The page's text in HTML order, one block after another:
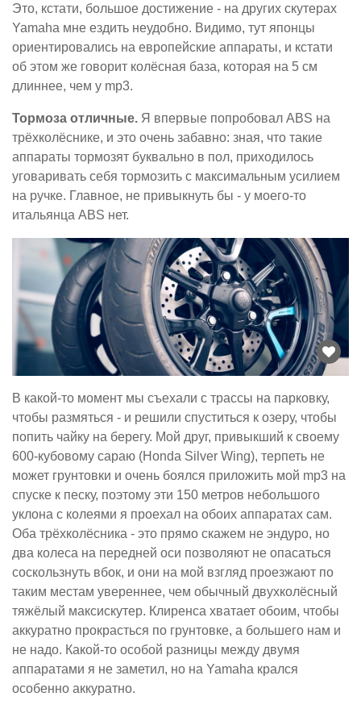
Это, кстати, большое достижение - на других скутерах
Yamaha мне ездить неудобно. Видимо, тут японцы
ориентировались на европейские аппараты, и кстати
об этом же говорит колёсная база, которая на 5 см
длиннее, чем у mp3.
Тормоза отличные. Я впервые попробовал ABS на
трёхколёснике, и это очень забавно: зная, что такие
аппараты тормозят буквально в пол, приходилось
уговаривать себя тормозить с максимальным усилием
на ручке. Главное, не привыкнуть бы - у моего-то
итальянца ABS нет.
В какой-то момент мы съехали с трассы на парковку,
чтобы размяться - и решили спуститься к озеру, чтобы
попить чайку на берегу. Мой друг, привыкший к своему
600-кубовому сараю (Honda Silver Wing), терпеть не
может грунтовки и очень боялся приложить мой mp3 на
спуске к песку, поэтому эти 150 метров небольшого
уклона с колеями я проехал на обоих аппаратах сам.
Оба трёхколёсника - это прямо скажем не эндуро, но
два колеса на передней оси позволяют не опасаться
соскользнуть вбок, и они на мой взгляд проезжают по
таким местам увереннее, чем обычный двухколёсный
тяжёлый максискутер. Клиренса хватает обоим, чтобы
аккуратно прокрасться по грунтовке, а большего нам и
не надо. Какой-то особой разницы между двумя
аппаратами я не заметил, но на Yamaha крался
особенно аккуратно.